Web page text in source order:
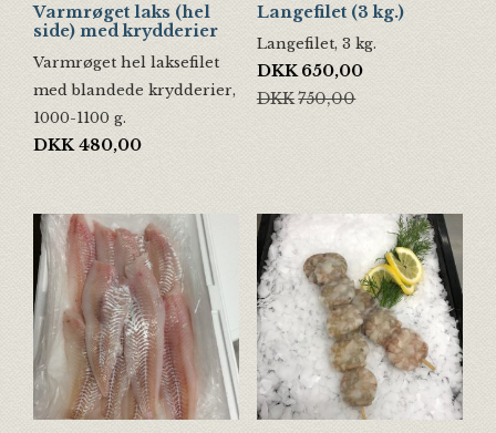
Varmrøget laks (hel
side) med krydderier
Varmrøget hel laksefilet
med blandede krydderier,
1000-1100 g.
DKK 480,00
Langefilet (3 kg.)
Langefilet, 3 kg.
DKK750,00
Den oprindelige pris var:
DKK 650,00
Den aktuelle pris er: